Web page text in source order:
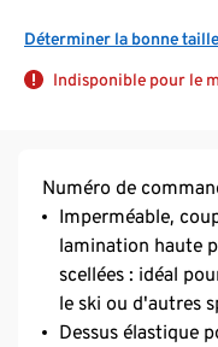
Déterminer la bonne taille
Indisponible pour le
Numéro de
Imperméable,
lamination haute
scellées : idéal
le ski ou d'autres
Dessus élastique